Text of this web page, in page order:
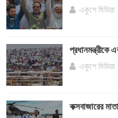
একুশে মিডিয়া
প্রধানমন্ত্রীকে
একুশে মিডিয়া
কক্সবাজারের